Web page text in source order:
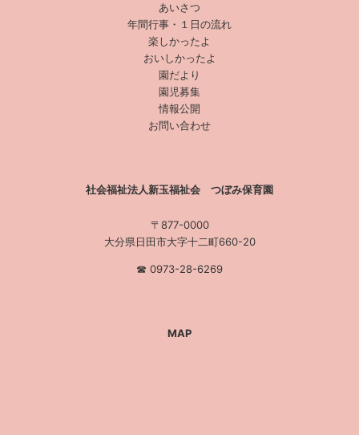
あいさつ
年間行事・１日の流れ
楽しかったよ
おいしかったよ
園だより
園児募集
情報公開
お問い合わせ
社会福祉法人新玉福祉会 つぼみ保育園
〒877-0000
大分県日田市大字十二町660-20
☎︎ 0973-28-6269
MAP